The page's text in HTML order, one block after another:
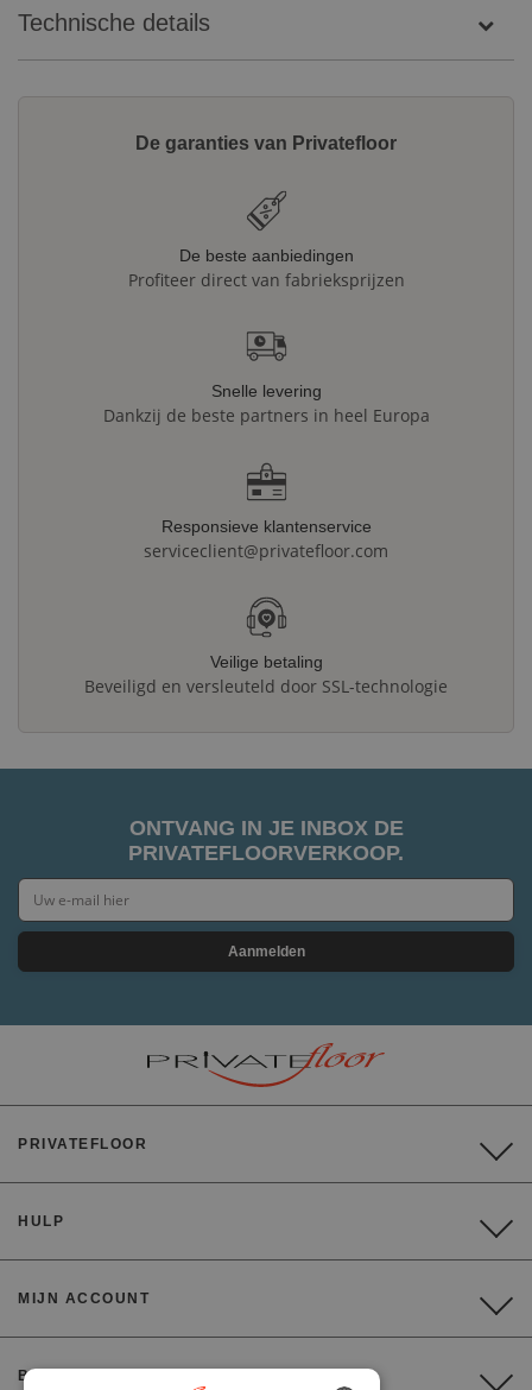
Technische details
De garanties van Privatefloor
De beste aanbiedingen
Profiteer direct van fabrieksprijzen
Snelle levering
Dankzij de beste partners in heel Europa
Responsieve klantenservice
serviceclient@privatefloor.com
Veilige betaling
Beveiligd en versleuteld door SSL-technologie
ONTVANG IN JE INBOX DE
PRIVATEFLOORVERKOOP.
Aanmelden
PRIVATEFLOOR
HULP
MIJN ACCOUNT
BETALING